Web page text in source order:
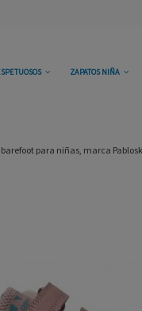
ZAPATOS NIÑA
para niñas, marca